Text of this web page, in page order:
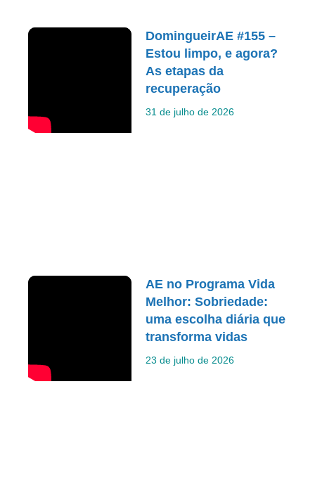
DomingueirAE #155 –
Estou limpo, e agora?
As etapas da
recuperação
31 de julho de 2026
AE no Programa Vida
Melhor: Sobriedade:
uma escolha diária que
transforma vidas
23 de julho de 2026